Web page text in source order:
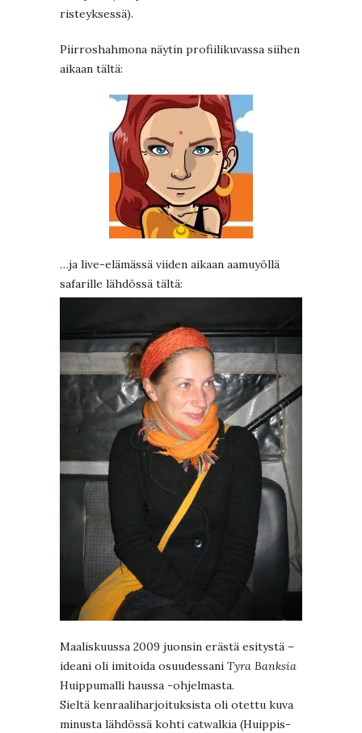
risteyksessä).
Piirroshahmona näytin profiilikuvassa siihen
aikaan tältä:
…ja live-elämässä viiden aikaan aamuyöllä
safarille lähdössä tältä:
Maaliskuussa 2009 juonsin erästä esitystä –
ideani oli imitoida osuudessani Tyra Banksia
Huippumalli haussa -ohjelmasta.
Sieltä kenraaliharjoituksista oli otettu kuva
minusta lähdössä kohti catwalkia (Huippis-